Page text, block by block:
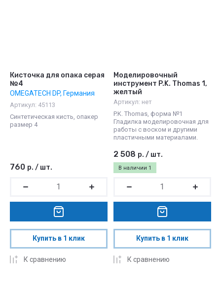
Кисточка для опака серая
№4
OMEGATECH DP, Германия
Артикул: 45113
Синтетическая кисть, опакер
размер 4
760 р. / шт.
Купить в 1 клик
К сравнению
Моделировочный
инструмент P.K. Thomas 1,
желтый
Артикул: нет
P.K. Thomas, форма №1
Гладилка моделировочная для
работы с воском и другими
пластичными материалами.
В наличии 1
2 508 р. / шт.
Купить в 1 клик
К сравнению